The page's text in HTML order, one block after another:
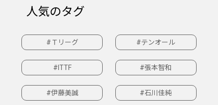
人気のタグ
#Ｔリーグ #テンオール
#ITTF #張本智和
#伊藤美誠 #石川佳純